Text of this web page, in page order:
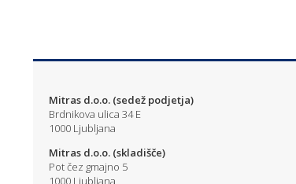
Mitras d.o.o. (sedež podjetja)
Brdnikova ulica 34 E
1000 Ljubljana
Mitras d.o.o. (skladišče)
Pot čez gmajno 5
1000 Ljubljana